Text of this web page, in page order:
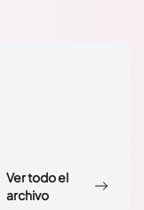
Ver todo el
archivo